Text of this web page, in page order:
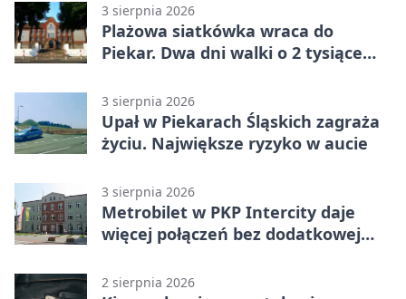
3 sierpnia 2026
Plażowa siatkówka wraca do
Piekar. Dwa dni walki o 2 tysiące
3 sierpnia 2026
Upał w Piekarach Śląskich zagraża
życiu. Największe ryzyko w aucie
3 sierpnia 2026
Metrobilet w PKP Intercity daje
więcej połączeń bez dodatkowej
2 sierpnia 2026